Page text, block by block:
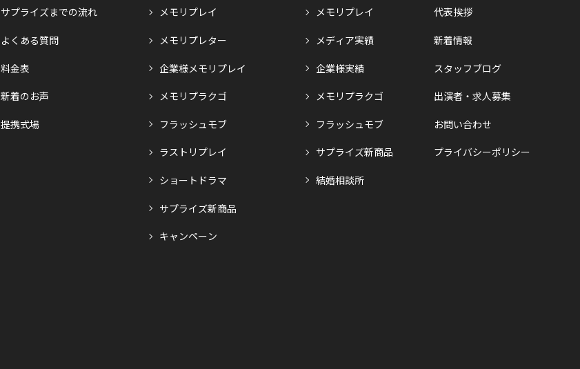
サプライズまでの流れ
よくある質問
料金表
新着のお声
提携式場
メモリプレイ
メモリプレター
企業様メモリプレイ
メモリプラクゴ
フラッシュモブ
ラストリプレイ
ショートドラマ
サプライズ新商品
キャンペーン
メモリプレイ
メディア実績
企業様実績
メモリプラクゴ
フラッシュモブ
サプライズ新商品
結婚相談所
代表挨拶
新着情報
スタッフブログ
出演者・求人募集
お問い合わせ
プライバシーポリシー